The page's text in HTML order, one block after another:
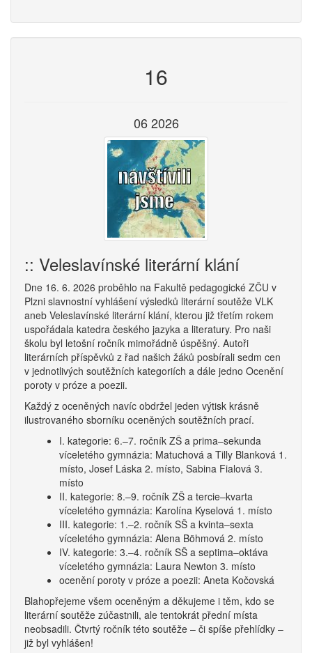
16
06 2026
:: Veleslavínské literární klání
Dne 16. 6. 2026 proběhlo na Fakultě pedagogické ZČU v
Plzni slavnostní vyhlášení výsledků literární soutěže VLK
aneb Veleslavínské literární klání, kterou již třetím rokem
uspořádala katedra českého jazyka a literatury. Pro naši
školu byl letošní ročník mimořádně úspěšný. Autoři
literárních příspěvků z řad našich žáků posbírali sedm cen
v jednotlivých soutěžních kategoriích a dále jedno Ocenění
poroty v próze a poezii.
Každý z oceněných navíc obdržel jeden výtisk krásně
ilustrovaného sborníku oceněných soutěžních prací.
I. kategorie: 6.–7. ročník ZŠ a prima–sekunda
víceletého gymnázia: Matuchová a Tilly Blanková 1.
místo, Josef Láska 2. místo, Sabina Fialová 3.
místo
II. kategorie: 8.–9. ročník ZŠ a tercie–kvarta
víceletého gymnázia: Karolína Kyselová 1. místo
III. kategorie: 1.–2. ročník SŠ a kvinta–sexta
víceletého gymnázia: Alena Böhmová 2. místo
IV. kategorie: 3.–4. ročník SŠ a septima–oktáva
víceletého gymnázia: Laura Newton 3. místo
ocenění poroty v próze a poezii: Aneta Kočovská
Blahopřejeme všem oceněným a děkujeme i těm, kdo se
literární soutěže zúčastnili, ale tentokrát přední místa
neobsadili. Čtvrtý ročník této soutěže – či spíše přehlídky –
již byl vyhlášen!